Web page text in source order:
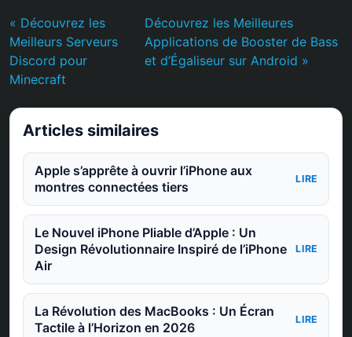
« Découvrez les
Meilleurs Serveurs
Discord pour
Minecraft
Découvrez les Meilleures
Applications de Booster de Bass
et d’Égaliseur sur Android »
Articles similaires
Apple s’apprête à ouvrir l’iPhone aux
montres connectées tiers
LIRE
Le Nouvel iPhone Pliable d’Apple : Un
Design Révolutionnaire Inspiré de l’iPhone
Air
LIRE
La Révolution des MacBooks : Un Écran
Tactile à l’Horizon en 2026
LIRE